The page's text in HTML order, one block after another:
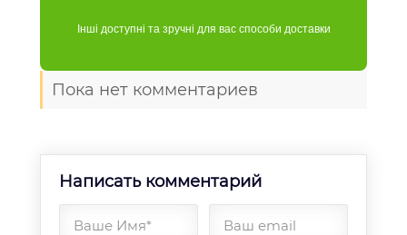
Інші доступні та зручні для вас способи доставки
Пока нет комментариев
Написать комментарий
Ваше Имя* Ваш email